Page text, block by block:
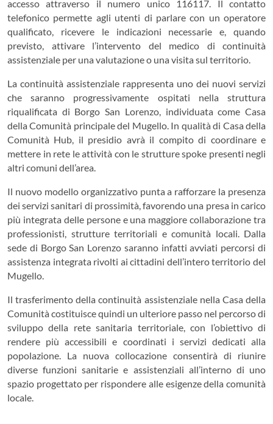
accesso attraverso il numero unico 116117. Il contatto
telefonico permette agli utenti di parlare con un operatore
qualificato, ricevere le indicazioni necessarie e, quando
previsto, attivare l’intervento del medico di continuità
assistenziale per una valutazione o una visita sul territorio.
La continuità assistenziale rappresenta uno dei nuovi servizi
che saranno progressivamente ospitati nella struttura
riqualificata di Borgo San Lorenzo, individuata come Casa
della Comunità principale del Mugello. In qualità di Casa della
Comunità Hub, il presidio avrà il compito di coordinare e
mettere in rete le attività con le strutture spoke presenti negli
altri comuni dell’area.
Il nuovo modello organizzativo punta a rafforzare la presenza
dei servizi sanitari di prossimità, favorendo una presa in carico
più integrata delle persone e una maggiore collaborazione tra
professionisti, strutture territoriali e comunità locali. Dalla
sede di Borgo San Lorenzo saranno infatti avviati percorsi di
assistenza integrata rivolti ai cittadini dell’intero territorio del
Mugello.
Il trasferimento della continuità assistenziale nella Casa della
Comunità costituisce quindi un ulteriore passo nel percorso di
sviluppo della rete sanitaria territoriale, con l’obiettivo di
rendere più accessibili e coordinati i servizi dedicati alla
popolazione. La nuova collocazione consentirà di riunire
diverse funzioni sanitarie e assistenziali all’interno di uno
spazio progettato per rispondere alle esigenze della comunità
locale.